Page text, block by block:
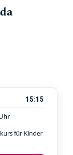
15:15
für Kinder